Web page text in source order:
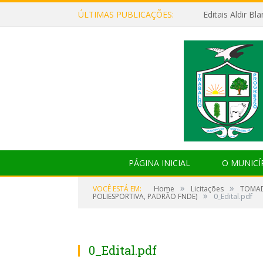
ÚLTIMAS PUBLICAÇÕES: Editais Aldir
PÁGINA INICIAL O
VOCÊ ESTÁ EM: Home » Licitações »
POLIESPORTIVA, PADRÃO FNDE) » 0_Edital.pdf
0_Edital.pdf